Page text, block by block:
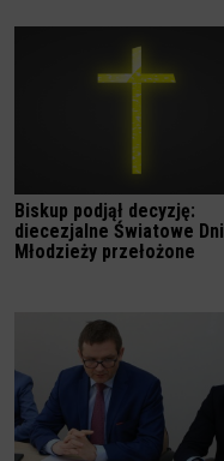
Biskup podjął decyzję:
diecezjalne Światowe Dni
Młodzieży przełożone